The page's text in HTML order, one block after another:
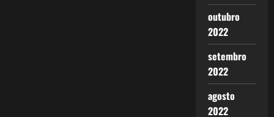
outubro
2022
setembro
2022
agosto
2022